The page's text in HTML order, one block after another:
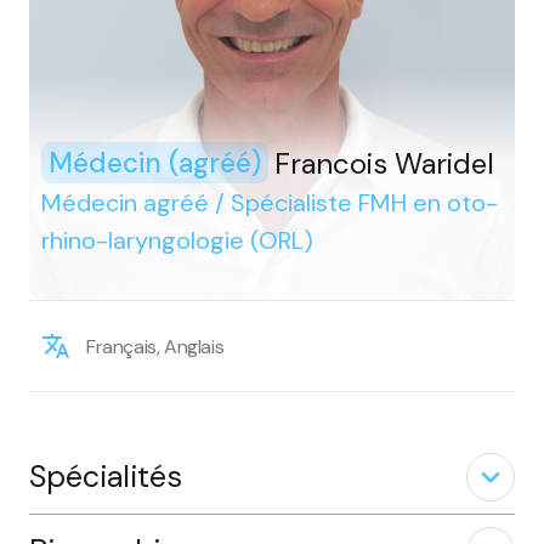
Médecin (agréé) Francois Waridel
Médecin agréé / Spécialiste FMH en oto-
rhino-laryngologie (ORL)
Français, Anglais
Spécialités expand_less